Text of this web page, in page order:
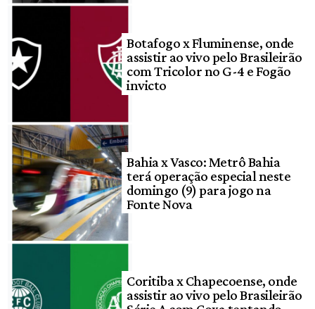
Botafogo x Fluminense, onde
assistir ao vivo pelo Brasileirão
com Tricolor no G-4 e Fogão
invicto
Bahia x Vasco: Metrô Bahia
terá operação especial neste
domingo (9) para jogo na
Fonte Nova
Coritiba x Chapecoense, onde
assistir ao vivo pelo Brasileirão